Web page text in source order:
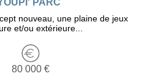
PARC
nouveau, une plaine de jeux
et/ou extérieure...
80 000 €